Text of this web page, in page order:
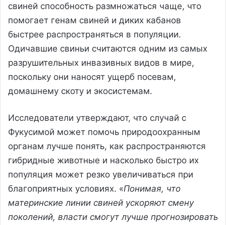
свиней способность размножаться чаще, что
помогает генам свиней и диких кабанов
быстрее распространяться в популяции.
Одичавшие свиньи считаются одним из самых
разрушительных инвазивных видов в мире,
поскольку они наносят ущерб посевам,
домашнему скоту и экосистемам.
Исследователи утверждают, что случай с
Фукусимой может помочь природоохранным
органам лучше понять, как распространяются
гибридные животные и насколько быстро их
популяция может резко увеличиваться при
благоприятных условиях. «Понимая, что
материнские линии свиней ускоряют смену
поколений, власти смогут лучше прогнозировать